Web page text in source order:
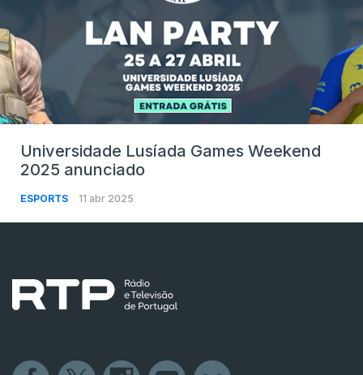
Universidade Lusíada Games Weekend
2025 anunciado
ESPORTS 11 abr 2025